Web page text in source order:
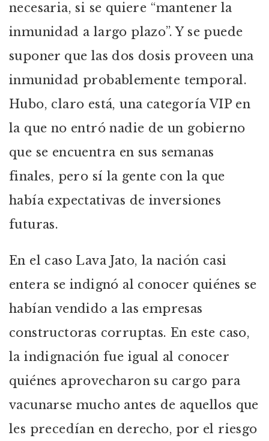
necesaria, si se quiere “mantener la
inmunidad a largo plazo”. Y se puede
suponer que las dos dosis proveen una
inmunidad probablemente temporal.
Hubo, claro está, una categoría VIP en
la que no entró nadie de un gobierno
que se encuentra en sus semanas
finales, pero sí la gente con la que
había expectativas de inversiones
futuras.
En el caso Lava Jato, la nación casi
entera se indignó al conocer quiénes se
habían vendido a las empresas
constructoras corruptas. En este caso,
la indignación fue igual al conocer
quiénes aprovecharon su cargo para
vacunarse mucho antes de aquellos que
les precedían en derecho, por el riesgo